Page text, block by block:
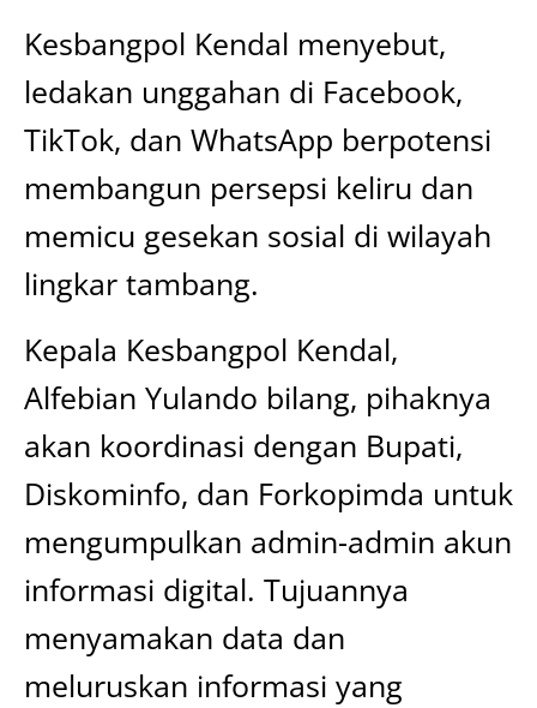
Kesbangpol Kendal menyebut,
ledakan unggahan di Facebook,
TikTok, dan WhatsApp berpotensi
membangun persepsi keliru dan
memicu gesekan sosial di wilayah
lingkar tambang.
Kepala Kesbangpol Kendal,
Alfebian Yulando bilang, pihaknya
akan koordinasi dengan Bupati,
Diskominfo, dan Forkopimda untuk
mengumpulkan admin-admin akun
informasi digital. Tujuannya
menyamakan data dan
meluruskan informasi yang